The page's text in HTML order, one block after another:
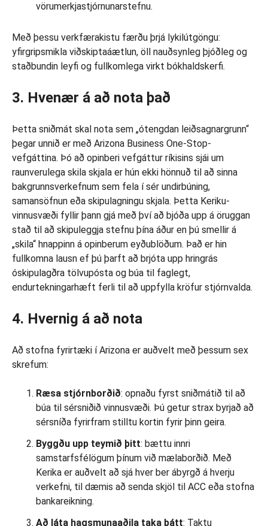
vörumerkjastjórnunarstefnu.
Með þessu verkfærakistu færðu þrjá lykilútgöngu:
yfirgripsmikla viðskiptaáætlun, öll nauðsynleg þjóðleg og
staðbundin leyfi og fullkomlega virkt bókhaldskerfi.
3. Hvenær á að nota það
Þetta sniðmát skal nota sem „ótengdan leiðsagnargrunn“
þegar unnið er með Arizona Business One-Stop-
vefgáttina. Þó að opinberi vefgáttur ríkisins sjái um
raunverulega skila skjala er hún ekki hönnuð til að sinna
bakgrunnsverkefnum sem fela í sér undirbúning,
samansöfnun eða skipulagningu skjala. Þetta Keriku-
vinnusvæði fyllir þann gjá með því að bjóða upp á öruggan
stað til að skipuleggja stefnu þína áður en þú smellir á
„skila“ hnappinn á opinberum eyðublöðum. Það er hin
fullkomna lausn ef þú þarft að brjóta upp hringrás
óskipulagðra tölvupósta og búa til faglegt,
endurtekningarhæft ferli til að uppfylla kröfur stjórnvalda.
4. Hvernig á að nota
Að stofna fyrirtæki í Arizona er auðvelt með þessum sex
skrefum:
Ræsa stjórnborðið: opnaðu fyrst sniðmátið til að
búa til sérsniðið vinnusvæði. Þú getur strax byrjað að
sérsníða fyrirfram stilltu kortin fyrir þinn geira.
Byggðu upp teymið þitt: bættu innri
samstarfsfélögum þínum við mælaborðið. Með
Kerika er auðvelt að sjá hver ber ábyrgð á hverju
verkefni, til dæmis að senda skjöl til ACC eða stofna
bankareikning.
Að láta hagsmunaaðila taka þátt: Taktu